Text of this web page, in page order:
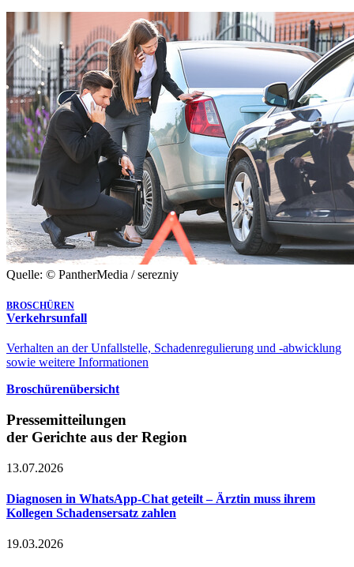
Quelle: © PantherMedia / serezniy
BROSCHÜREN
Verkehrsunfall
Verhalten an der Unfallstelle, Schadenregulierung und -abwicklung
sowie weitere Informationen
Broschürenübersicht
Pressemitteilungen
der Gerichte aus der Region
13.07.2026
Diagnosen in WhatsApp-Chat geteilt – Ärztin muss ihrem
Kollegen Schadensersatz zahlen
19.03.2026